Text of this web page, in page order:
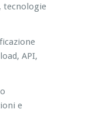
tecnologie
API,
e